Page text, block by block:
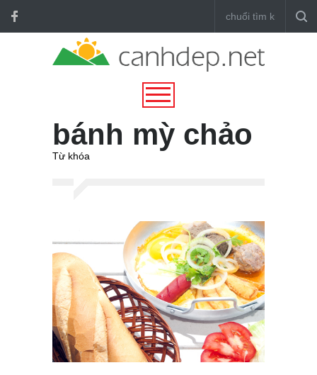
bánh mỳ chảo
Từ khóa